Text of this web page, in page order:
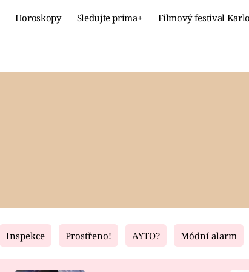
Horoskopy Sledujte prima+ Filmový festival
Fresh Living
Inspekce Prostřeno! AYTO? Módní alarm